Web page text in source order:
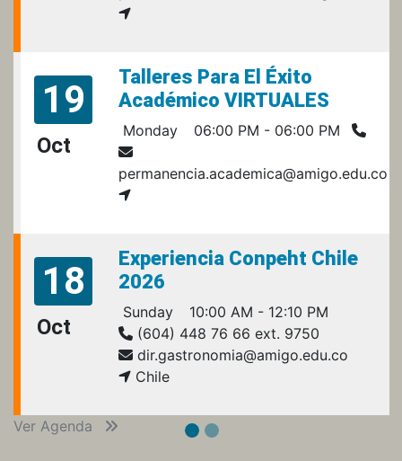
19
Oct
Talleres Para El Éxito
Académico VIRTUALES
Monday 06:00 PM - 06:00 PM
permanencia.academica@amigo.edu.co
18
Oct
Experiencia Conpeht Chile
2026
Sunday
10:00 AM - 12:10 PM
(604) 448 76 66 ext. 9750
dir.gastronomia@amigo.edu.co
Chile
Ver Agenda